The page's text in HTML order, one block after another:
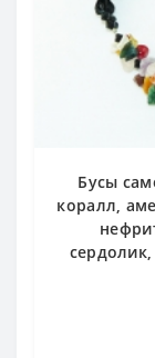
Бусы
коралл,